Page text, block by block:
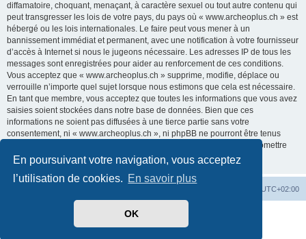
En poursuivant votre navigation, vous acceptez
l’utilisation de cookies. En savoir plus
OK
diffamatoire, choquant, menaçant, à caractère sexuel ou tout autre contenu qui
peut transgresser les lois de votre pays, du pays où « www.archeoplus.ch » est
hébergé ou les lois internationales. Le faire peut vous mener à un
bannissement immédiat et permanent, avec une notification à votre fournisseur
d’accès à Internet si nous le jugeons nécessaire. Les adresses IP de tous les
messages sont enregistrées pour aider au renforcement de ces conditions.
Vous acceptez que « www.archeoplus.ch » supprime, modifie, déplace ou
verrouille n’importe quel sujet lorsque nous estimons que cela est nécessaire.
En tant que membre, vous acceptez que toutes les informations que vous avez
saisies soient stockées dans notre base de données. Bien que ces
informations ne soient pas diffusées à une tierce partie sans votre
consentement, ni « www.archeoplus.ch », ni phpBB ne pourront être tenus
comme responsables en cas de tentative de piratage visant à compromettre
les données.
UTC+02:00
phpBB ® Forum Software © phpBB Limited
phpBB-fr.com